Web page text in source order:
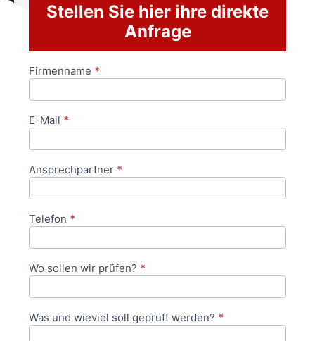
Stellen Sie hier ihre direkte
Anfrage
Anfrageformular
Firmenname *
E-Mail *
Ansprechpartner *
Telefon *
Wo sollen wir prüfen? *
Was und wieviel soll geprüft werden? *